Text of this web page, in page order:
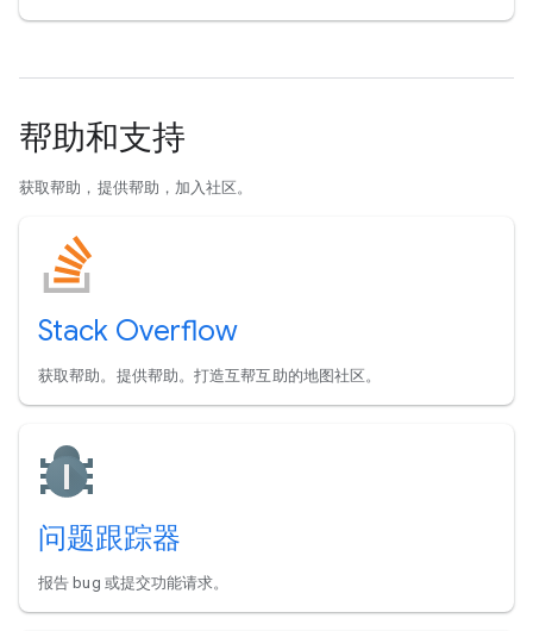
帮助和支持
获取帮助，提供帮助，加入社区。
Stack Overflow
获取帮助。提供帮助。打造互帮互助的地图社区。
问题跟踪器
报告 bug 或提交功能请求。